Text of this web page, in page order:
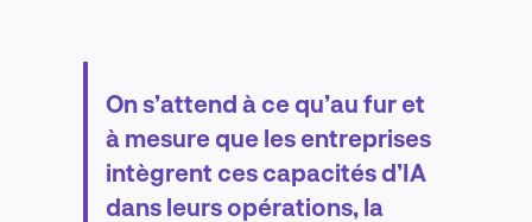
On s’attend à ce qu’au fur et
à mesure que les entreprises
intègrent ces capacités d’IA
dans leurs opérations, la